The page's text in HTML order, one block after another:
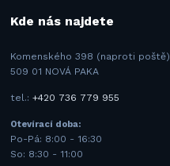
Kde nás najdete
Komenského 398 (naproti poště)
509 01 NOVÁ PAKA
tel.:+420 736 779 955
Otevírací doba:
Po-Pá: 8:00 - 16:30
So: 8:30 - 11:00